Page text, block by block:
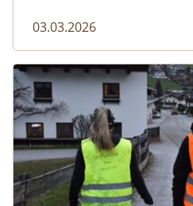
03.03.2026
Der steile Weg in die Freiheit